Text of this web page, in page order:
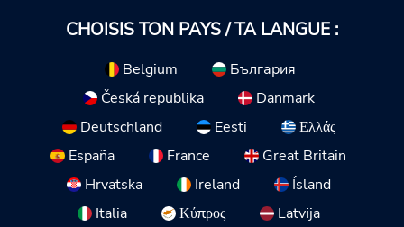
CHOISIS TON PAYS / TA LANGUE :
Belgium
България
Česká republika
Danmark
Deutschland
Eesti
Ελλάς
España
France
Great Britain
Hrvatska
Ireland
Ísland
Italia
Κύπρος
Latvija